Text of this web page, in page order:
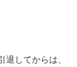
してからは、